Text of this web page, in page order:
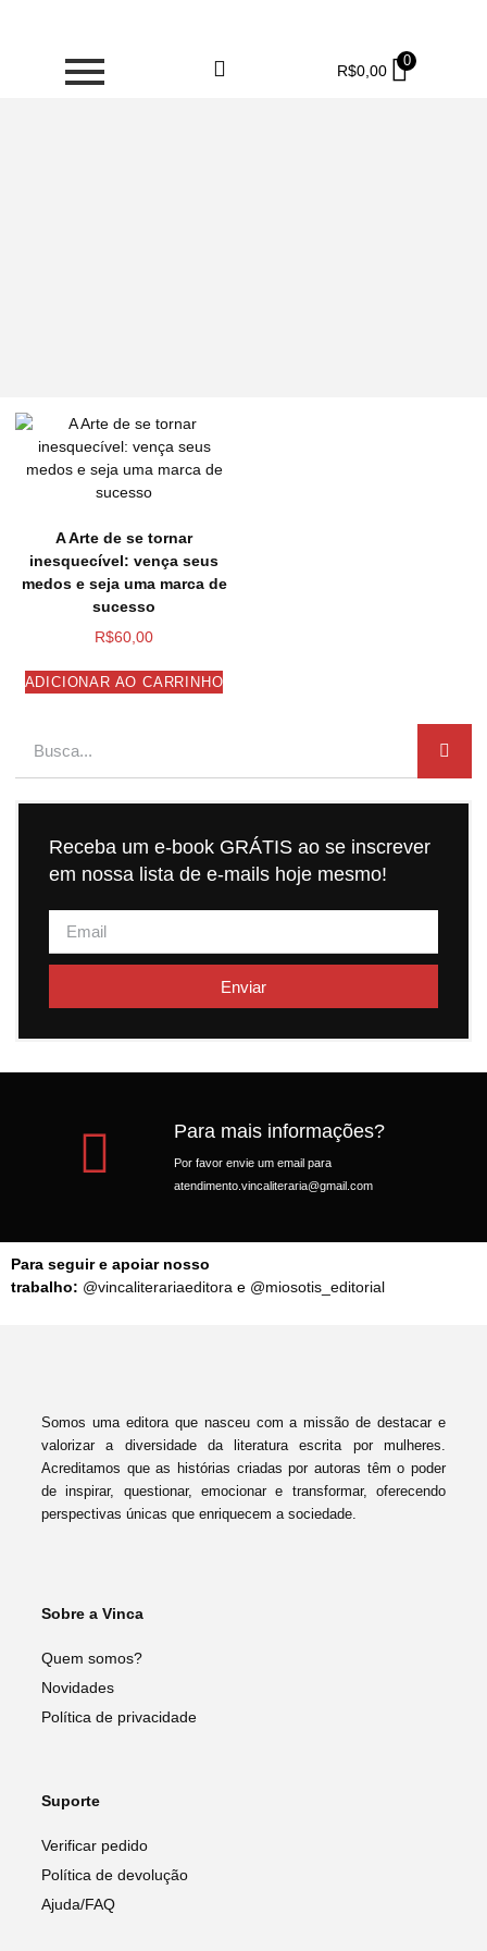
R$0,00
0
A Arte de se tornar
inesquecível: vença seus
medos e seja uma marca de
sucesso
R$60,00
ADICIONAR AO CARRINHO
Receba um e-book GRÁTIS ao se inscrever
em nossa lista de e-mails hoje mesmo!
Enviar
Para mais informações?
Por favor envie um email para
atendimento.vincaliteraria@gmail.com
Para seguir e apoiar nosso
trabalho: @vincaliterariaeditora e @miosotis_editorial
Somos uma editora que nasceu com a missão de destacar e
valorizar a diversidade da literatura escrita por mulheres.
Acreditamos que as histórias criadas por autoras têm o poder
de inspirar, questionar, emocionar e transformar, oferecendo
perspectivas únicas que enriquecem a sociedade.
Sobre a Vinca
Quem somos?
Novidades
Política de privacidade
Suporte
Verificar pedido
Política de devolução
Ajuda/FAQ